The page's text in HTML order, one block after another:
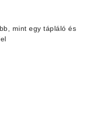
mint egy tápláló és